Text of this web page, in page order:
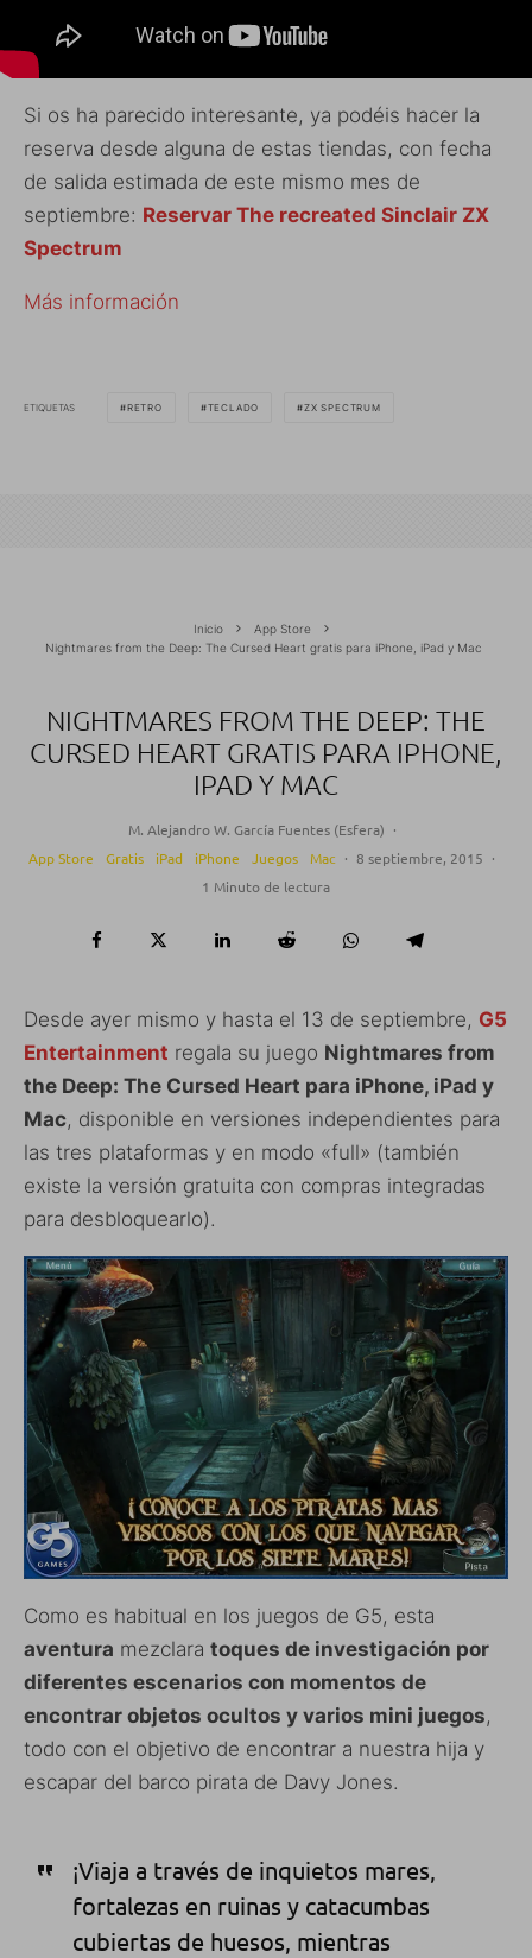
Si os ha parecido interesante, ya podéis hacer la
reserva desde alguna de estas tiendas, con fecha
de salida estimada de este mismo mes de
septiembre: Reservar The recreated Sinclair ZX
Spectrum
Más información
ETIQUETAS RETRO TECLADO ZX SPECTRUM
Inicio
App Store
Nightmares from the Deep: The Cursed Heart gratis para iPhone, iPad y Mac
NIGHTMARES FROM THE DEEP: THE
CURSED HEART GRATIS PARA IPHONE,
IPAD Y MAC
M. Alejandro W. García Fuentes (Esfera) ·
App Store
Gratis iPad iPhone Juegos Mac · 8 septiembre, 2015 ·
1 Minuto de lectura
Desde ayer mismo y hasta el 13 de septiembre, G5
Entertainment regala su juego Nightmares from
the Deep: The Cursed Heart para iPhone, iPad y
Mac, disponible en versiones independientes para
las tres plataformas y en modo «full» (también
existe la versión gratuita con compras integradas
para desbloquearlo).
Como es habitual en los juegos de G5, esta
aventura mezclara toques de investigación por
diferentes escenarios con momentos de
encontrar objetos ocultos y varios mini juegos,
todo con el objetivo de encontrar a nuestra hija y
escapar del barco pirata de Davy Jones.
¡Viaja a través de inquietos mares,
fortalezas en ruinas y catacumbas
cubiertas de huesos, mientras